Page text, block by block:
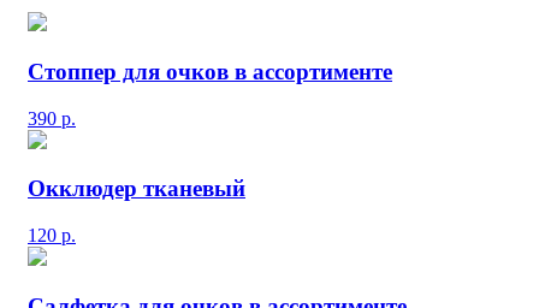
Стоппер для очков в ассортименте
390 р.
Окклюдер тканевый
120 р.